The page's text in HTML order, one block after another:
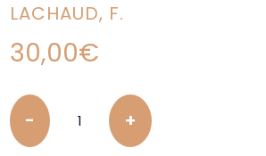
LACHAUD, F.
30,00€
Quantity